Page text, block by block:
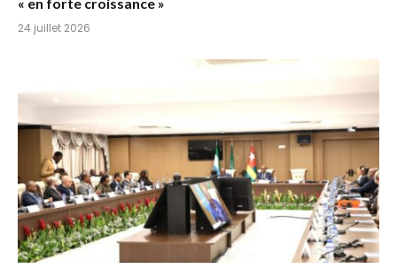
24 juillet 2026